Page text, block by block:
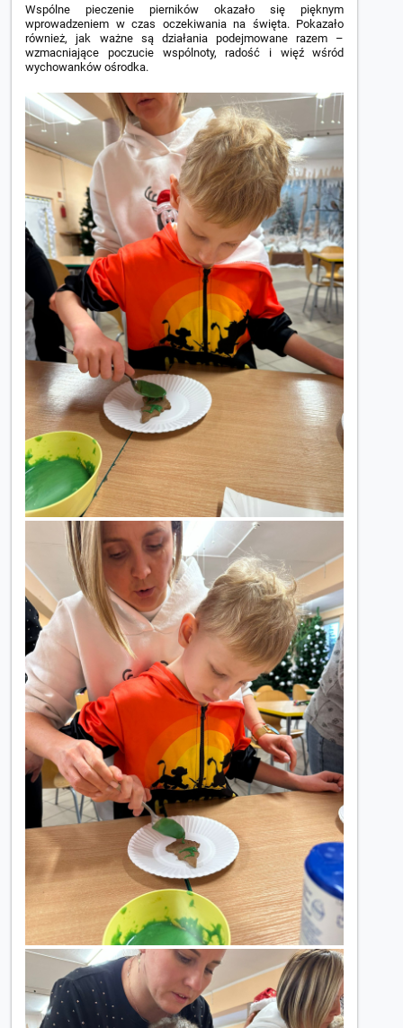
Wspólne pieczenie pierników okazało się pięknym
wprowadzeniem w czas oczekiwania na święta. Pokazało
również, jak ważne są działania podejmowane razem –
wzmacniające poczucie wspólnoty, radość i więź wśród
wychowanków ośrodka.